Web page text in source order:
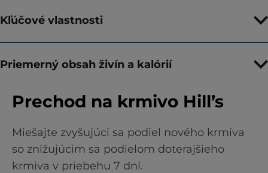
Kľúčové vlastnosti
Priemerný obsah živín a kalórií
Prechod na krmivo Hill’s
Miešajte zvyšujúci sa podiel nového krmiva
so znižujúcim sa podielom doterajšieho
krmiva v priebehu 7 dní.